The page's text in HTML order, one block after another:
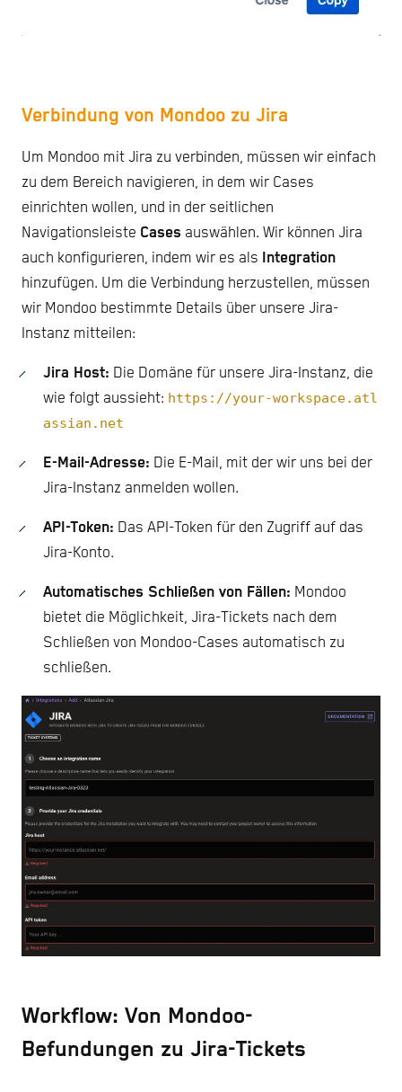
Verbindung von Mondoo zu Jira
Um Mondoo mit Jira zu verbinden, müssen wir einfach
zu dem Bereich navigieren, in dem wir Cases
einrichten wollen, und in der seitlichen
Navigationsleiste Cases auswählen. Wir können Jira
auch konfigurieren, indem wir es als Integration
hinzufügen. Um die Verbindung herzustellen, müssen
wir Mondoo bestimmte Details über unsere Jira-
Instanz mitteilen:
Jira Host: Die Domäne für unsere Jira-Instanz, die
wie folgt aussieht: https://your-workspace.atl
assian.net
E-Mail-Adresse: Die E-Mail, mit der wir uns bei der
Jira-Instanz anmelden wollen.
API-Token: Das API-Token für den Zugriff auf das
Jira-Konto.
Automatisches Schließen von Fällen: Mondoo
bietet die Möglichkeit, Jira-Tickets nach dem
Schließen von Mondoo-Cases automatisch zu
schließen.
Workflow: Von Mondoo-
Befundungen zu Jira-Tickets